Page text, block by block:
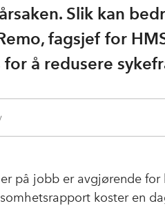
Slik kan
fagsjef for
for å redusere
på jobb er avgjørende
koster en